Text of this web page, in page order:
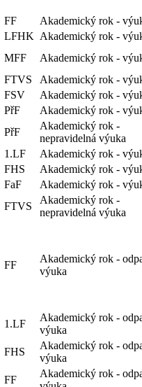
FF
Akademický rok -
LFHK Akademický rok -
MFF
Akademický rok -
FTVS
Akademický rok -
FSV
Akademický rok -
PřF
Akademický rok -
PřF
Akademický rok -
nepravidelná výuka
1.LF
Akademický rok -
FHS
Akademický rok -
FaF
Akademický rok -
FTVS
Akademický rok -
nepravidelná výuka
FF
Akademický rok -
výuka
1.LF
Akademický rok -
výuka
FHS
Akademický rok -
výuka
FF
Akademický rok -